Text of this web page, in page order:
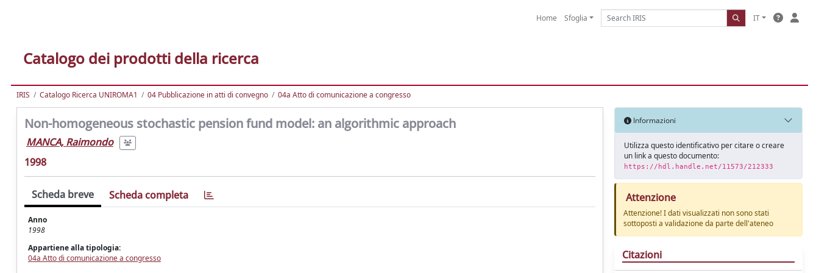
Home Sfoglia IT
Catalogo dei prodotti della ricerca
IRIS Catalogo Ricerca UNIROMA1 04 Pubblicazione in atti di convegno 04a Atto di comunicazione a congresso
Non-homogeneous stochastic pension fund model: an algorithmic approach
MANCA, Raimondo
1998
Scheda breve Scheda completa
Anno
1998
Appartiene alla tipologia:
04a Atto di comunicazione a congresso
Informazioni
Utilizza questo identificativo per citare o creare
un link a questo documento:
https://hdl.handle.net/11573/212333
Attenzione
Attenzione! I dati visualizzati non sono stati
sottoposti a validazione da parte dell'ateneo
Citazioni